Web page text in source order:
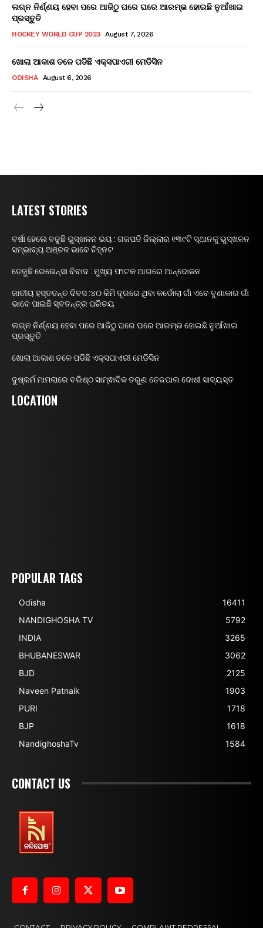
ଲଗ୍ନ ନିର୍ଣ୍ଣୟ ହେବା ପରେ ଆଜିଠୁ ଘରେ ଘରେ ଆରମ୍ଭ ହୋଇଛି ନୁଆଁଖାଇ
ପ୍ରସ୍ତୁତି
HOCKEY WORLD CUP 2023 August 7, 2026
ଖୋଲା ଆକାଶ ତଳେ ପଡିଛି ଏକ୍ସପାଏରୀ ମେଡିସିନ
ODISHA August 6, 2026
LATEST STORIES
ବର୍ଷା ହେଲେ ବଢୁଛି ଭୁସ୍ଖଳନ ଭୟ : ଗଜପତି ଜିଲ୍ଲାର ୧୩୯ଟି ସ୍ଥାନକୁ ଭୁସ୍ଖଳନ
ସମ୍ଭାବ୍ୟ ଅଞ୍ଚଳ ଭାବେ ଚିହ୍ନଟ
ତେଜୁଛି ରେଭେନ୍ସା ବିବାଦ : ମୁଖ୍ୟ ଫାଟକ ଆଗରେ ଆନ୍ଦୋଳନ
ଜାତୀୟ ହସ୍ତତନ୍ତ ଦିବସ :୪୦ କିମି ଦୂରରେ ଥିବା କର୍ଡୋଲା ଗାଁ ଏବେ ବୁଣାକାର ଗାଁ
ଭାବେ ପାଇଛି ସ୍ବତନ୍ତ୍ର ପରିଚୟ
ଲଗ୍ନ ନିର୍ଣ୍ଣୟ ହେବା ପରେ ଆଜିଠୁ ଘରେ ଘରେ ଆରମ୍ଭ ହୋଇଛି ନୁଆଁଖାଇ
ପ୍ରସ୍ତୁତି
ଖୋଲା ଆକାଶ ତଳେ ପଡିଛି ଏକ୍ସପାଏରୀ ମେଡିସିନ
ଦୁଷ୍କର୍ମ ମାମଲାରେ ବରିଷ୍ଠ ସାମ୍ଵାଦିକ ତରୁଣ ତେଜପାଲ ଦୋଷୀ ସାବ୍ୟସ୍ତ
LOCATION
POPULAR TAGS
Odisha
16411
NANDIGHOSHA TV
5792
INDIA
3265
BHUBANESWAR
3062
BJD
2125
Naveen Patnaik
1903
PURI
1718
BJP
1618
NandighoshaTv
1584
CONTACT US